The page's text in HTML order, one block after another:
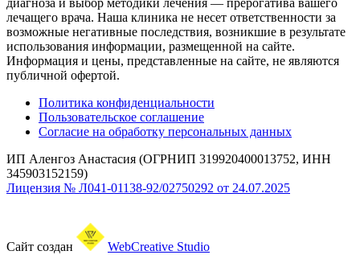
диагноза и выбор методики лечения — прерогатива вашего
лечащего врача. Наша клиника не несет ответственности за
возможные негативные последствия, возникшие в результате
использования информации, размещенной на сайте.
Информация и цены, представленные на сайте, не являются
публичной офертой.
Политика конфиденциальности
Пользовательское соглашение
Согласие на обработку персональных данных
ИП Аленгоз Анастасия (ОГРНИП 319920400013752, ИНН
345903152159)
Лицензия № Л041-01138-92/02750292 от 24.07.2025
Сайт создан
WebCreative Studio